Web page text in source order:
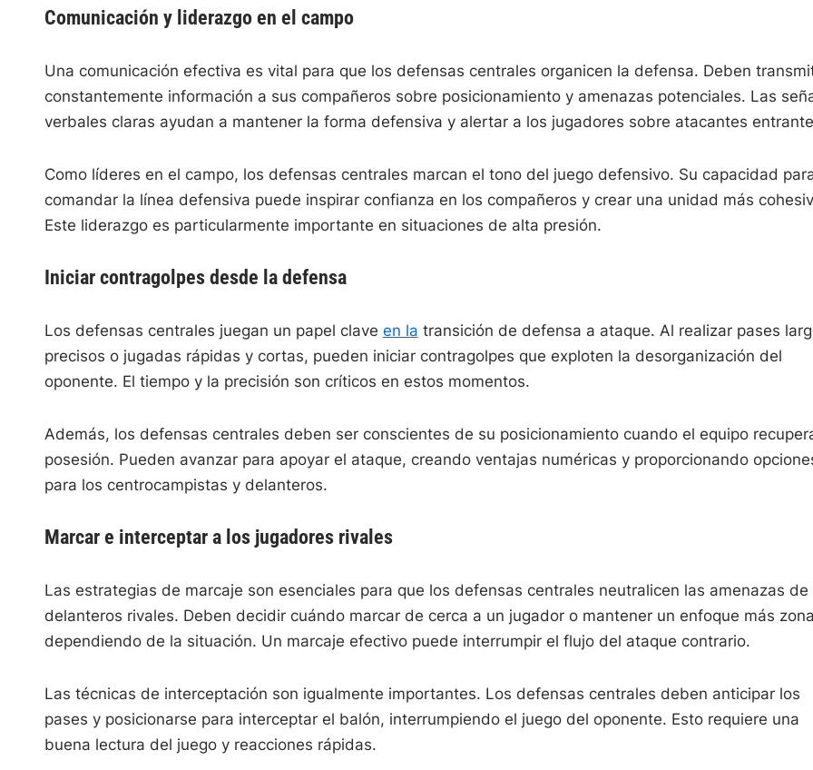
Comunicación y liderazgo en el campo
Una comunicación efectiva es vital para que los defensas centrales organicen la defensa. Deben
constantemente información a sus compañeros sobre posicionamiento y amenazas potenciales. Las
verbales claras ayudan a mantener la forma defensiva y alertar a los jugadores sobre atacantes
Como líderes en el campo, los defensas centrales marcan el tono del juego defensivo. Su capacidad
comandar la línea defensiva puede inspirar confianza en los compañeros y crear una unidad más
Este liderazgo es particularmente importante en situaciones de alta presión.
Iniciar contragolpes desde la defensa
Los defensas centrales juegan un papel clave en la transición de defensa a ataque. Al realizar pases
precisos o jugadas rápidas y cortas, pueden iniciar contragolpes que exploten la desorganización del
oponente. El tiempo y la precisión son críticos en estos momentos.
Además, los defensas centrales deben ser conscientes de su posicionamiento cuando el equipo
posesión. Pueden avanzar para apoyar el ataque, creando ventajas numéricas y proporcionando
para los centrocampistas y delanteros.
Marcar e interceptar a los jugadores rivales
Las estrategias de marcaje son esenciales para que los defensas centrales neutralicen las amenazas de
delanteros rivales. Deben decidir cuándo marcar de cerca a un jugador o mantener un enfoque más
dependiendo de la situación. Un marcaje efectivo puede interrumpir el flujo del ataque contrario.
Las técnicas de interceptación son igualmente importantes. Los defensas centrales deben anticipar los
pases y posicionarse para interceptar el balón, interrumpiendo el juego del oponente. Esto requiere una
buena lectura del juego y reacciones rápidas.